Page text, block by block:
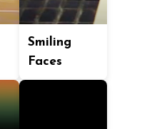
Smiling
Faces